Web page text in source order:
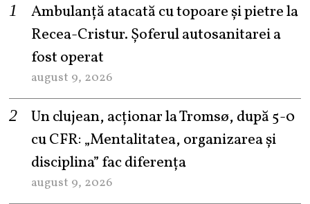
Ambulanță atacată cu topoare și pietre la
Recea-Cristur. Șoferul autosanitarei a
fost operat
august 9, 2026
Un clujean, acționar la Tromsø, după 5-0
cu CFR: „Mentalitatea, organizarea și
disciplina” fac diferența
august 9, 2026